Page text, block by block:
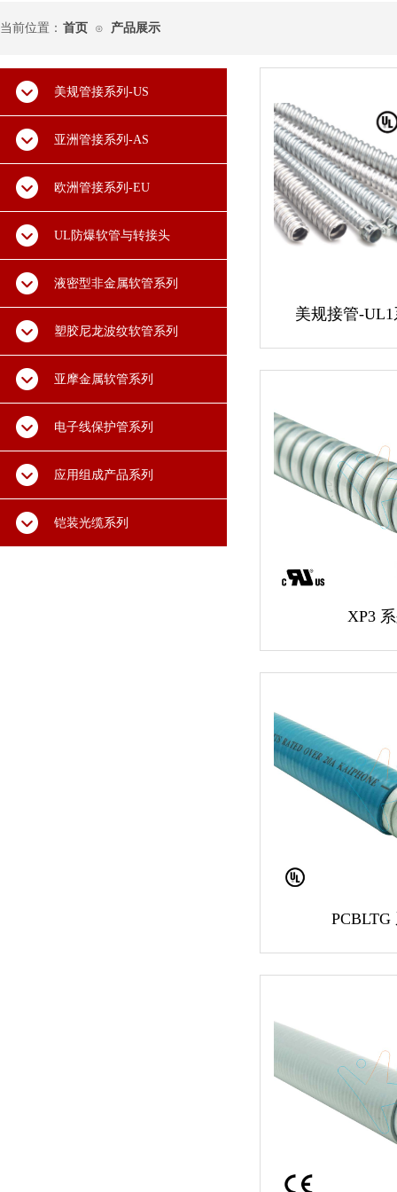
当前位置： 首页 ⊙ 产品展示
美规接管-UL1
XP3
PCBLTG
美规管接系列-US
亚洲管接系列-AS
欧洲管接系列-EU
UL防爆软管与转接头
液密型非金属软管系列
塑胶尼龙波纹软管系列
亚摩金属软管系列
电子线保护管系列
应用组成产品系列
铠装光缆系列